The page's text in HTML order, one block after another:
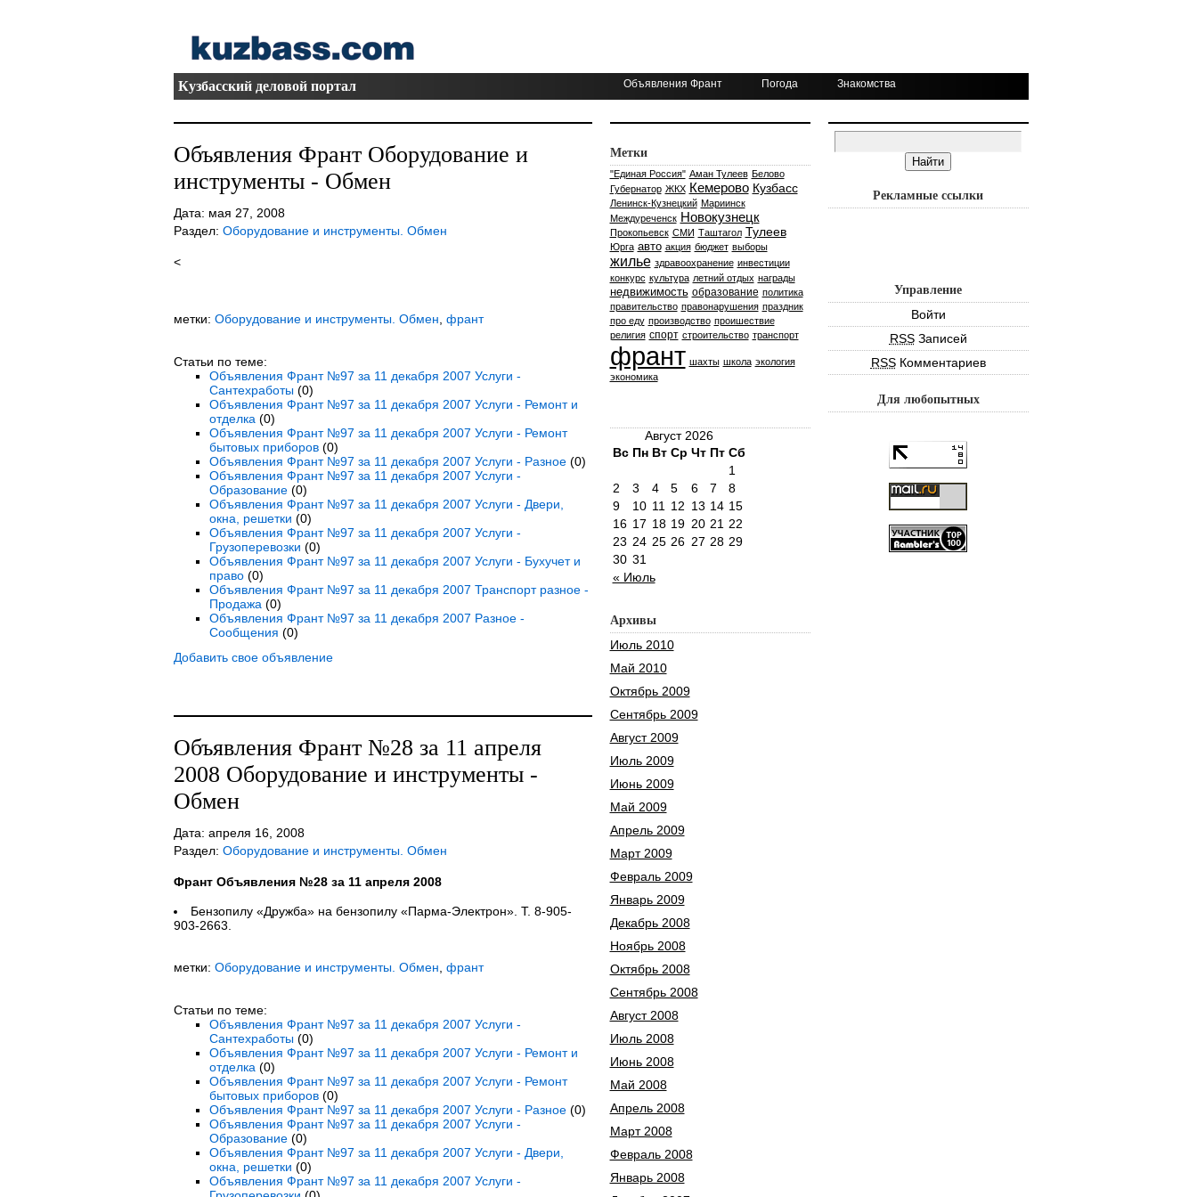
Кузбасский деловой портал Объявления Франт Погода Знакомства
Объявления Франт Оборудование и
инструменты - Обмен
Дата: мая 27, 2008
Раздел: Оборудование и инструменты. Обмен
<
метки: Оборудование и инструменты. Обмен франт
Статьи по теме:
Объявления Франт №97 за 11 декабря 2007 Услуги -
Сантехработы(0)
Объявления Франт №97 за 11 декабря 2007 Услуги - Ремонт и
отделка (0)
Объявления Франт №97 за 11 декабря 2007 Услуги - Ремонт
бытовых приборов(0)
Объявления Франт №97 за 11 декабря 2007 Услуги - Разное(0)
Объявления Франт №97 за 11 декабря 2007 Услуги -
Образование(0)
Объявления Франт №97 за 11 декабря 2007 Услуги - Двери,
окна, решетки (0)
Объявления Франт №97 за 11 декабря 2007 Услуги -
Грузоперевозки (0)
Объявления Франт №97 за 11 декабря 2007 Услуги - Бухучет и
право(0)
Объявления Франт №97 за 11 декабря 2007 Транспорт разное -
Продажа (0)
Объявления Франт №97 за 11 декабря 2007 Разное -
Сообщения (0)
Добавить свое объявление
Объявления Франт №28 за 11 апреля
2008 Оборудование и инструменты -
Обмен
Дата: апреля 16, 2008
Раздел: Оборудование и инструменты. Обмен
Франт Объявления №28 за 11 апреля 2008
Бензопилу «Дружба» на бензопилу «Парма-Электрон». Т. 8-905-
903-2663.
метки: Оборудование и инструменты. Обмен франт
Статьи по теме:
Объявления Франт №97 за 11 декабря 2007 Услуги -
Сантехработы(0)
Объявления Франт №97 за 11 декабря 2007 Услуги - Ремонт и
отделка (0)
Объявления Франт №97 за 11 декабря 2007 Услуги - Ремонт
бытовых приборов(0)
Объявления Франт №97 за 11 декабря 2007 Услуги - Разное(0)
Объявления Франт №97 за 11 декабря 2007 Услуги -
Образование(0)
Объявления Франт №97 за 11 декабря 2007 Услуги - Двери,
окна, решетки (0)
Объявления Франт №97 за 11 декабря 2007 Услуги -
Метки
"Единая Россия" Аман Тулеев Белово
Губернатор ЖКХ Кемерово Кузбасс
Ленинск-Кузнецкий Мариинск
Междуреченск Новокузнецк
Прокопьевск СМИ Таштагол Тулеев
Юрга авто акция бюджет выборы
жилье здравоохранение инвестиции
конкурс культура летний отдых награды
недвижимость образование политика
правительство правонарушения праздник
про еду производство проишествие
религия спорт строительство транспорт
франт шахты школа экология
экономика
Август 2026
Вс Пн Вт Ср Чт Пт Сб
« Июль
1
2
3 4 5 6 7
8
9
10 11 12 13 14 15
16 17 18 19 20 21 22
23 24 25 26 27 28 29
30 31
Архивы
Июль 2010
Май 2010
Октябрь 2009
Сентябрь 2009
Август 2009
Июль 2009
Июнь 2009
Май 2009
Апрель 2009
Март 2009
Февраль 2009
Январь 2009
Декабрь 2008
Ноябрь 2008
Октябрь 2008
Сентябрь 2008
Август 2008
Июль 2008
Июнь 2008
Май 2008
Апрель 2008
Март 2008
Февраль 2008
Январь 2008
Рекламные ссылки
Управление
Войти
RSSЗаписей
RSSКомментариев
Для любопытных